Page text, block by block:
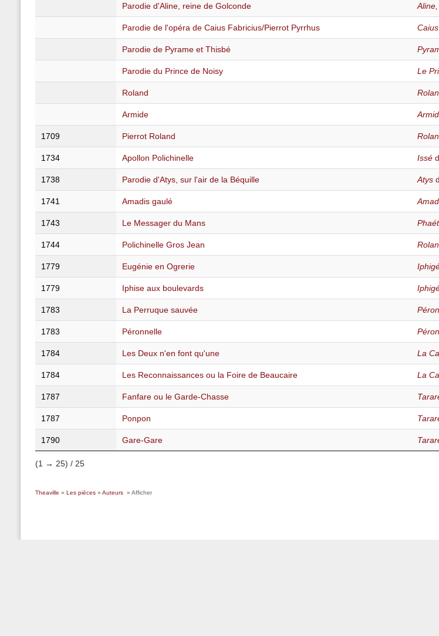
Parodie d'Aline, reine de Golconde
Parodie de l'opéra de Caius Fabricius/Pierrot Pyrrhus
Parodie de Pyrame et Thisbé
Parodie du Prince de Noisy Le
Roland
Armide
1709 Pierrot Roland
1734 Apollon Polichinelle Issé
1738 Parodie d'Atys, sur l'air de la Béquille Atys
1741 Amadis gaulé
1743 Le Messager du Mans
1744 Polichinelle Gros Jean
1779 Eugénie en Ogrerie
1779 Iphise aux boulevards
1783 La Perruque sauvée
1783 Péronnelle
1784 Les Deux n'en font qu'une La
1784 Les Reconnaissances ou la Foire de Beaucaire La
1787 Fanfare ou le Garde-Chasse
1787 Ponpon
1790 Gare-Gare
(1 → 25) / 25
Theaville »Les pièces »Auteurs » Afficher